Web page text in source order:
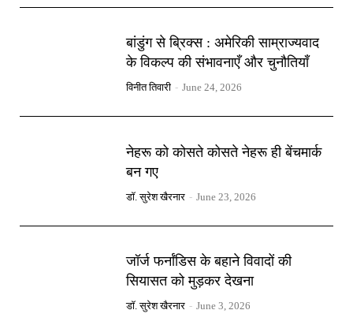
बांडुंग से ब्रिक्स : अमेरिकी साम्राज्यवाद
के विकल्प की संभावनाएँ और चुनौतियाँ
विनीत तिवारी - June 24, 2026
नेहरू को कोसते कोसते नेहरू ही बेंचमार्क
बन गए
डॉ. सुरेश खैरनार - June 23, 2026
जॉर्ज फर्नांडिस के बहाने विवादों की
सियासत को मुड़कर देखना
डॉ. सुरेश खैरनार - June 3, 2026